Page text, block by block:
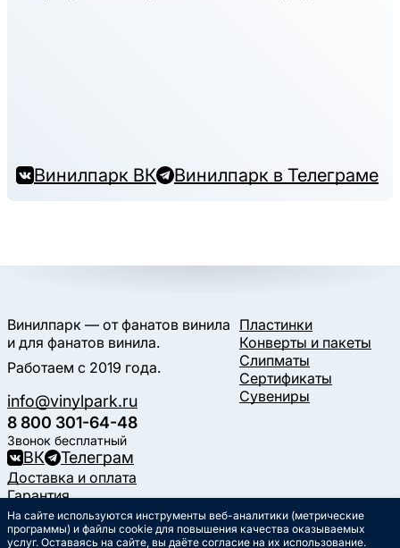
Винилпарк ВК Винилпарк в Телеграме
Винилпарк — от фанатов винила
и для фанатов винила.
Работаем с 2019 года.
info@vinylpark.ru
8 800 301-64-48
Звонок бесплатный
ВК Телеграм
Пластинки
Конверты и пакеты
Слипматы
Сертификаты
Сувениры
Доставка и оплата
Гарантия
Контакты
Статьи
На сайте используются инструменты веб-аналитики (метрические
программы) и файлы cookie для повышения качества оказываемых
услуг. Оставаясь на сайте, вы даёте согласие на их использование.